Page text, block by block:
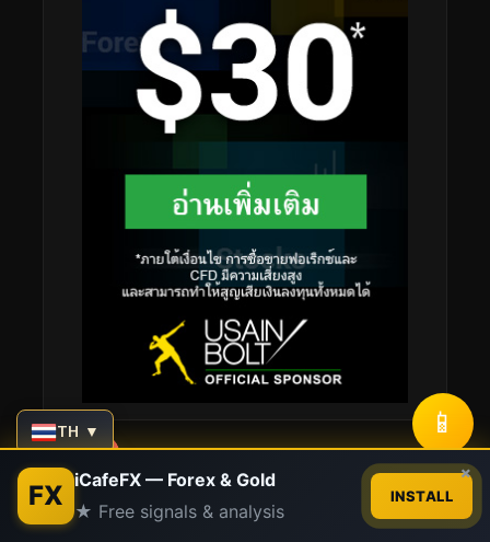
Stay Connected
TH ▼ 📱
FX iCafeFX — Forex & Gold
★ Free signals & analysis
INSTALL
×
Contact us
Open